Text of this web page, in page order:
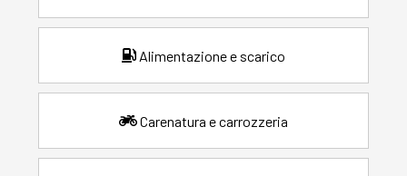
Alimentazione e scarico
Carenatura e carrozzeria